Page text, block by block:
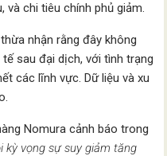
và chi tiêu chính phủ giảm.
nhận rằng đây không
sau đại dịch, với tình trạng
các lĩnh vực. Dữ liệu và xu
Nomura cảnh báo trong
kỳ vọng sự suy giảm tăng